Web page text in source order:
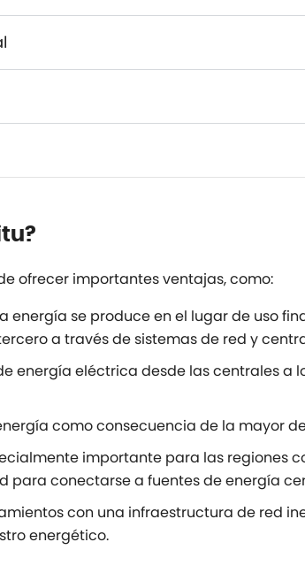
ofrecer importantes ventajas, como:
se produce en el lugar de uso
a través de sistemas de red y
energía eléctrica desde las centrales a
como consecuencia de la mayor
importante para las regiones
conectarse a fuentes de energía
con una infraestructura de red
energético.